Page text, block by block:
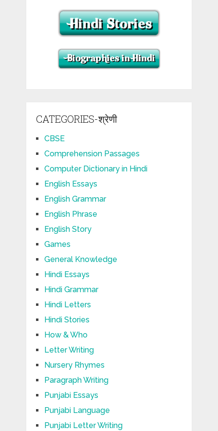
CATEGORIES-श्रेणी
CBSE
Comprehension Passages
Computer Dictionary in Hindi
English Essays
English Grammar
English Phrase
English Story
Games
General Knowledge
Hindi Essays
Hindi Grammar
Hindi Letters
Hindi Stories
How & Who
Letter Writing
Nursery Rhymes
Paragraph Writing
Punjabi Essays
Punjabi Language
Punjabi Letter Writing